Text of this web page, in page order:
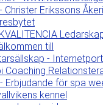
Erikssons
till
-
Coaching
Erbjudande för spa
kennel